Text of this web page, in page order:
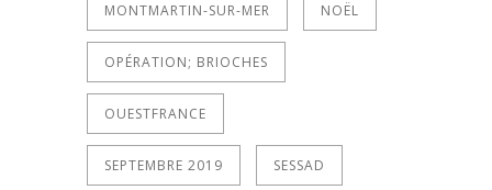
MONTMARTIN-SUR-MER NOËL
OPÉRATION; BRIOCHES
OUESTFRANCE
SEPTEMBRE 2019 SESSAD